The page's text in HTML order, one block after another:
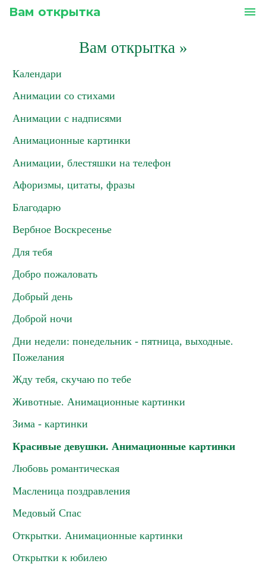
Вам открытка menu
Вам открытка»
Календари
Анимации со стихами
Анимации с надписями
Анимационные картинки
Анимации, блестяшки на телефон
Афоризмы, цитаты, фразы
Благодарю
Вербное Воскресенье
Для тебя
Добро пожаловать
Добрый день
Доброй ночи
Дни недели: понедельник - пятница, выходные.
Пожелания
Жду тебя, скучаю по тебе
Животные. Анимационные картинки
Зима - картинки
Красивые девушки. Анимационные картинки
Любовь романтическая
Масленица поздравления
Медовый Спас
Открытки. Анимационные картинки
Открытки к юбилею